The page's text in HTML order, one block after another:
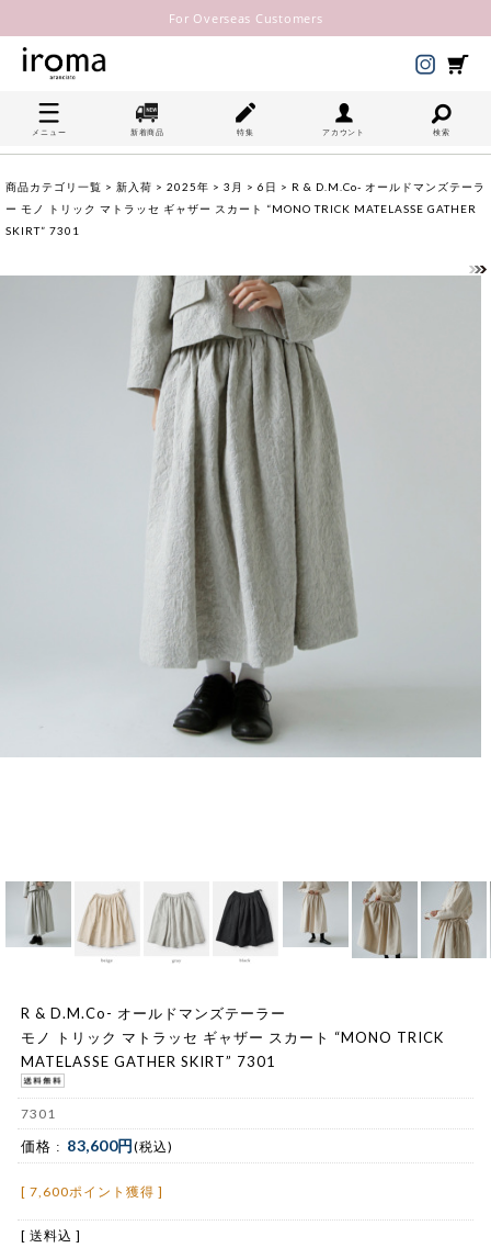
For Overseas Customers
メニュー 新着商品 特集 アカウント 検索
商品カテゴリ一覧 > 新入荷 > 2025年 > 3月 > 6日 > R & D.M.Co- オールドマンズテーラ
ー モノ トリック マトラッセ ギャザー スカート “MONO TRICK MATELASSE GATHER
SKIRT” 7301
R & D.M.Co- オールドマンズテーラー
モノ トリック マトラッセ ギャザー スカート “MONO TRICK
MATELASSE GATHER SKIRT” 7301
7301
価格 : 83,600円(税込)
[ 7,600ポイント獲得 ]
[ 送料込 ]